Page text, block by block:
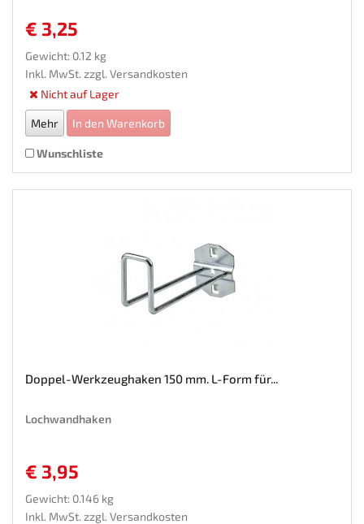
€ 3,25
Gewicht: 0.12 kg
Inkl. MwSt. zzgl. Versandkosten
Nicht auf Lager
Mehr In den Warenkorb
Wunschliste
Doppel-Werkzeughaken 150 mm. L-Form für...
Lochwandhaken
€ 3,95
Gewicht: 0.146 kg
Inkl. MwSt. zzgl. Versandkosten